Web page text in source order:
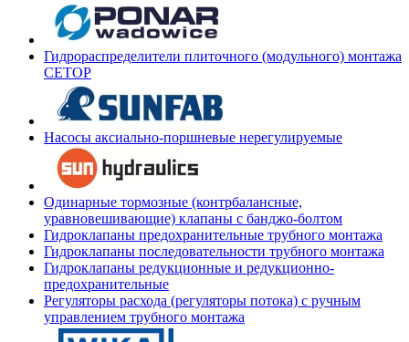
Гидрораспределители плиточного (модульного) монтажа
СЕТОР
Насосы аксиально-поршневые нерегулируемые
Одинарные тормозные (контрбалансные,
уравновешивающие) клапаны с банджо-болтом
Гидроклапаны предохранительные трубного монтажа
Гидроклапаны последовательности трубного монтажа
Гидроклапаны редукционные и редукционно-
предохранительные
Регуляторы расхода (регуляторы потока) с ручным
управлением трубного монтажа